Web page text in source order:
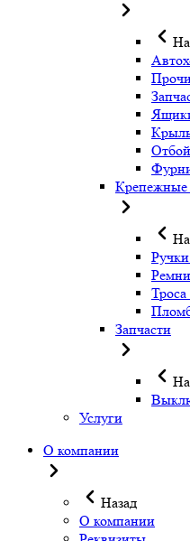
Крепежные
Запчасти
Услуги
О компании
Назад
О компании